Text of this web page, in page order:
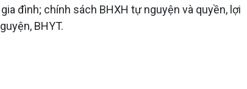
đình; chính sách BHXH tự nguyện và quyền, lợi
BHYT.